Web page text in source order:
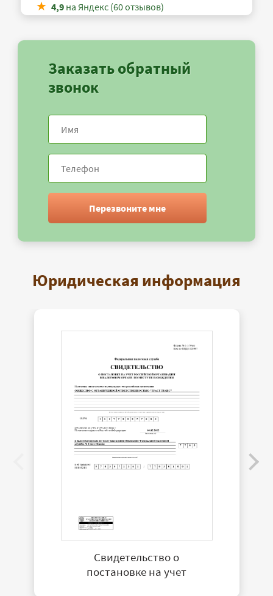
4,9 на Яндекс (60 отзывов)
Заказать обратный
звонок
Перезвоните мне
Юридическая информация
Свидетельство о
постановке на учет